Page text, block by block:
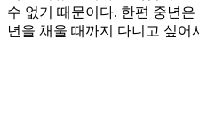
수 없기 때문이다. 한편 중년
년을 채울 때까지 다니고 싶어